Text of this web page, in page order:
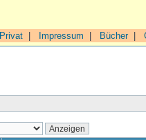
Privat Impressum Bücher|